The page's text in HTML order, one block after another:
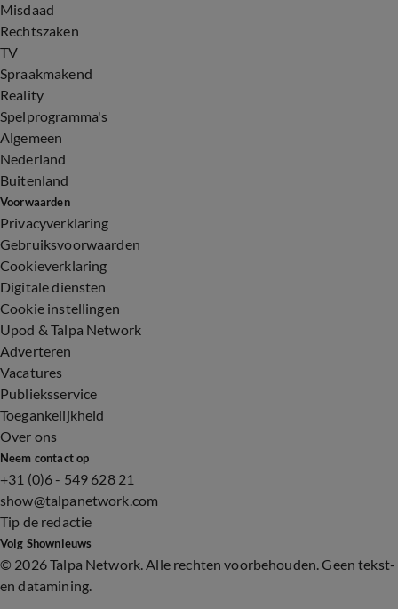
Misdaad
Rechtszaken
TV
Spraakmakend
Reality
Spelprogramma's
Algemeen
Nederland
Buitenland
Voorwaarden
Privacyverklaring
Gebruiksvoorwaarden
Cookieverklaring
Digitale diensten
Cookie instellingen
Upod & Talpa Network
Adverteren
Vacatures
Publieksservice
Toegankelijkheid
Over ons
Neem contact op
+31 (0)6 - 549 628 21
show@talpanetwork.com
Tip de redactie
Volg Shownieuws
© 2026 Talpa Network. Alle rechten voorbehouden. Geen tekst-
en datamining.